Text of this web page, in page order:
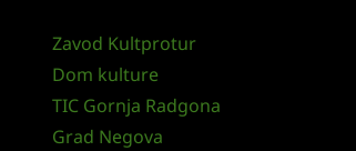
Zavod Kultprotur
Dom kulture
TIC Gornja Radgona
Grad Negova